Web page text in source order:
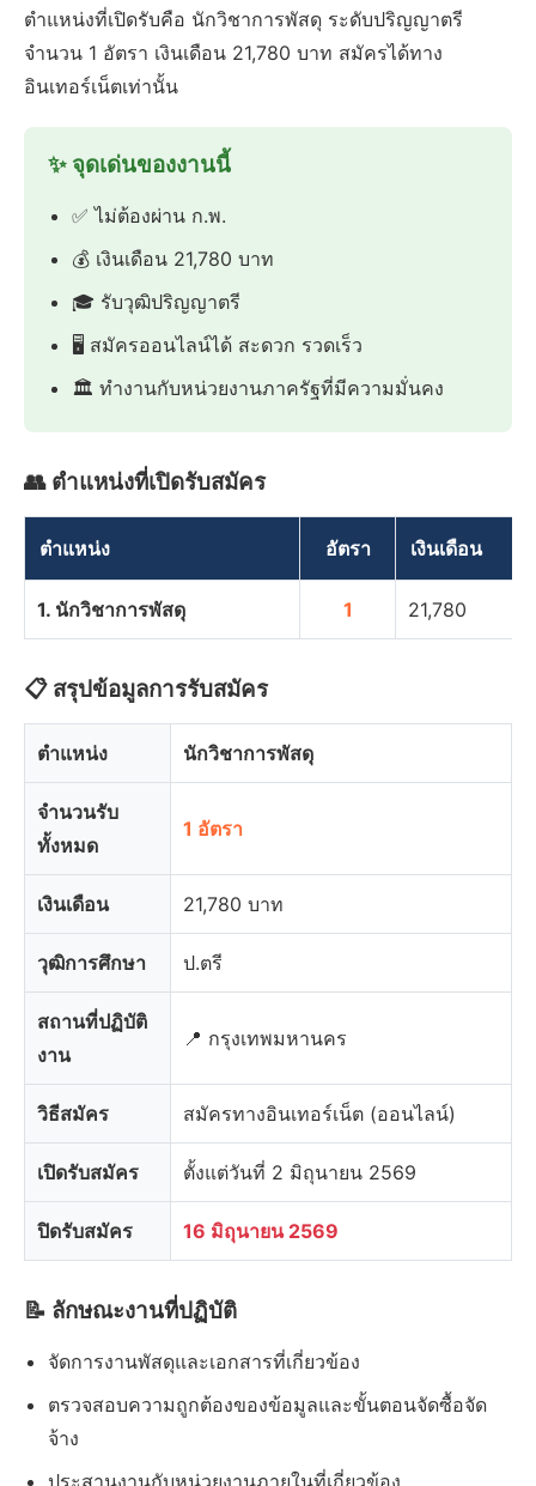
ตำแหน่งที่เปิดรับคือ นักวิชาการพัสดุ ระดับปริญญาตรี
จำนวน 1 อัตรา เงินเดือน 21,780 บาท สมัครได้ทาง
อินเทอร์เน็ตเท่านั้น
✨ จุดเด่นของงานนี้
✅ ไม่ต้องผ่าน ก.พ.
💰 เงินเดือน 21,780 บาท
🎓 รับวุฒิปริญญาตรี
🖥️ สมัครออนไลน์ได้ สะดวก รวดเร็ว
🏛️ ทำงานกับหน่วยงานภาครัฐที่มีความมั่นคง
👥 ตำแหน่งที่เปิดรับสมัคร
ตำแหน่ง อัตรา เงินเดือน
1. นักวิชาการพัสดุ 1 21,780
📋 สรุปข้อมูลการรับสมัคร
ตำแหน่ง นักวิชาการพัสดุ
จำนวนรับ
ทั้งหมด
1 อัตรา
เงินเดือน 21,780 บาท
วุฒิการศึกษา ป.ตรี
สถานที่ปฏิบัติ
งาน
📍 กรุงเทพมหานคร
วิธีสมัคร สมัครทางอินเทอร์เน็ต (ออนไลน์)
เปิดรับสมัคร ตั้งแต่วันที่ 2 มิถุนายน 2569
ปิดรับสมัคร 16 มิถุนายน 2569
📝 ลักษณะงานที่ปฏิบัติ
จัดการงานพัสดุและเอกสารที่เกี่ยวข้อง
ตรวจสอบความถูกต้องของข้อมูลและขั้นตอนจัดซื้อจัด
จ้าง